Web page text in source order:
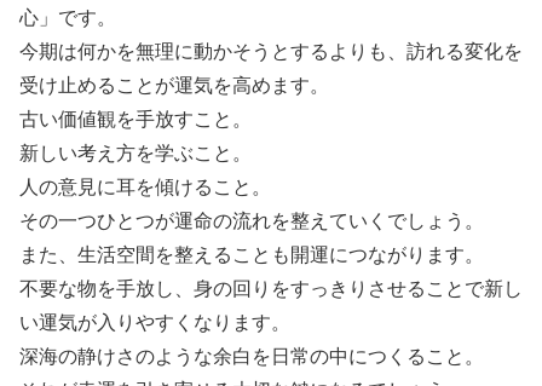
心」です。
今期は何かを無理に動かそうとするよりも、訪れる変化を
受け止めることが運気を高めます。
古い価値観を手放すこと。
新しい考え方を学ぶこと。
人の意見に耳を傾けること。
その一つひとつが運命の流れを整えていくでしょう。
また、生活空間を整えることも開運につながります。
不要な物を手放し、身の回りをすっきりさせることで新し
い運気が入りやすくなります。
深海の静けさのような余白を日常の中につくること。